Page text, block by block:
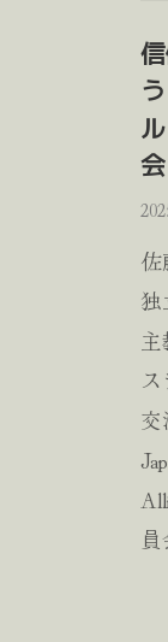
交